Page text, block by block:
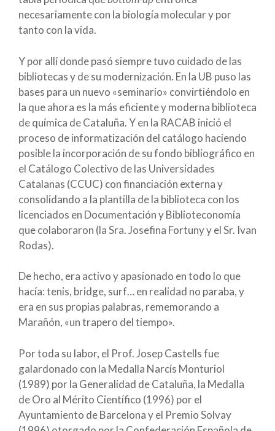
necesariamente con la biología molecular y por
tanto con la vida.
Y por allí donde pasó siempre tuvo cuidado de las
bibliotecas y de su modernización. En la UB puso las
bases para un nuevo «seminario» convirtiéndolo en
la que ahora es la más eficiente y moderna biblioteca
de química de Cataluña. Y en la RACAB inició el
proceso de informatización del catálogo haciendo
posible la incorporación de su fondo bibliográfico en
el Catálogo Colectivo de las Universidades
Catalanas (CCUC) con financiación externa y
consolidando a la plantilla de la biblioteca con los
licenciados en Documentación y Biblioteconomía
que colaboraron (la Sra. Josefina Fortuny y el Sr. Ivan
Rodas).
De hecho, era activo y apasionado en todo lo que
hacía: tenis, bridge, surf… en realidad no paraba, y
era en sus propias palabras, rememorando a
Marañón, «un trapero del tiempo».
Por toda su labor, el Prof. Josep Castells fue
galardonado con la Medalla Narcís Monturiol
(1989) por la Generalidad de Cataluña, la Medalla
de Oro al Mérito Científico (1996) por el
Ayuntamiento de Barcelona y el Premio Solvay